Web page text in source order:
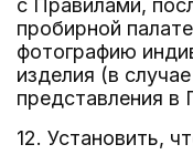
с Правилами,
пробирной
фотографию
изделия (в
представления
12. Установить,